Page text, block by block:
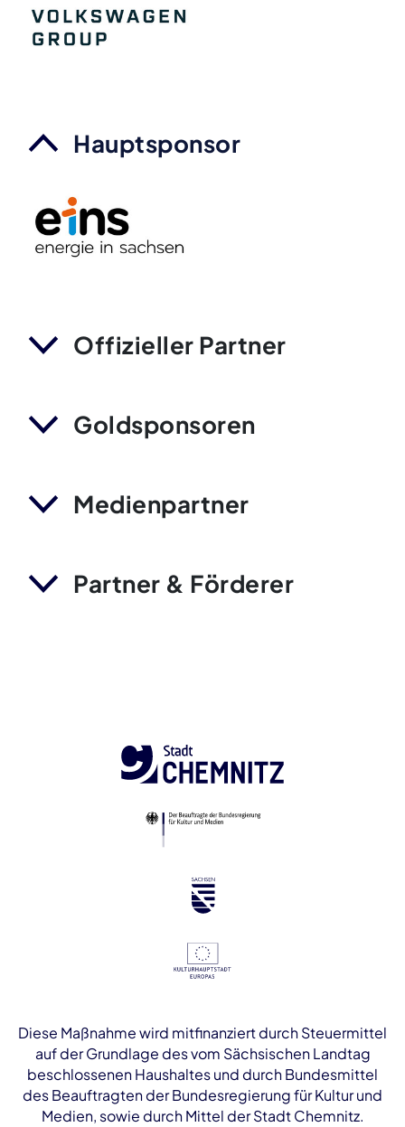
Hauptsponsor
Offizieller Partner
Goldsponsoren
Medienpartner
Partner & Förderer
Diese Maßnahme wird mitfinanziert durch Steuermittel
auf der Grundlage des vom Sächsischen Landtag
beschlossenen Haushaltes und durch Bundesmittel
des Beauftragten der Bundesregierung für Kultur und
Medien, sowie durch Mittel der Stadt Chemnitz.